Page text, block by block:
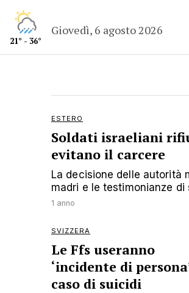
21° - 36°
Giovedì, 6 agosto 2026
ESTERO
Soldati israeliani
evitano il carcere
La decisione delle autorità
madri e le testimonianze
1 anno
SVIZZERA
Le Ffs useranno
‘incidente di
caso di suicidi